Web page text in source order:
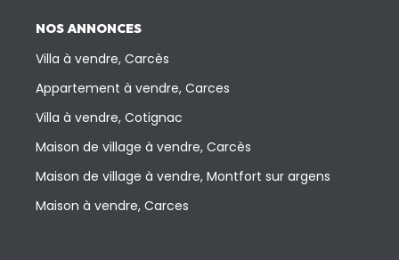
NOS ANNONCES
Villa à vendre, Carcès
Appartement à vendre, Carces
Villa à vendre, Cotignac
Maison de village à vendre, Carcès
Maison de village à vendre, Montfort sur argens
Maison à vendre, Carces